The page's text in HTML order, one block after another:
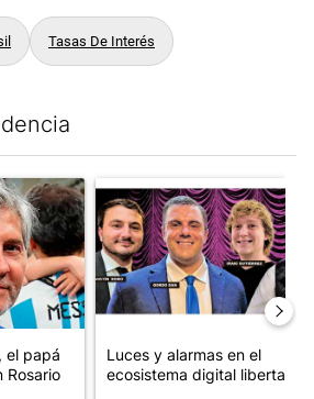
Tasas De Interés
con el título "Murió Jorge Messi, el
el papá
Rosario
Un artículo de tendencia con
Luces y alarmas en el
ecosistema digital libertario